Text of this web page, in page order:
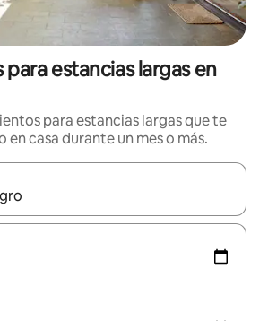
estancias largas en
para estancias largas que te
en casa durante un mes o más.
estén disponibles, podrás navegar